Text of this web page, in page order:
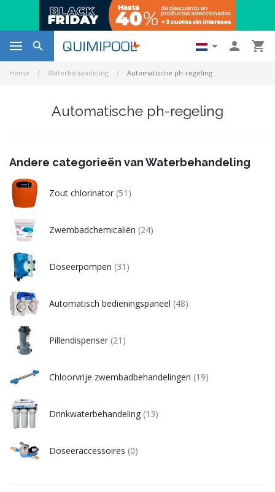
   
Home Waterbehandeling Automatische ph-regeling
Automatische ph-regeling
Andere categorieën van Waterbehandeling
Zout chlorinator (51)
Zwembadchemicaliën (24)
Doseerpompen (31)
Automatisch bedieningspaneel (48)
Pillendispenser (21)
Chloorvrije zwembadbehandelingen (19)
Drinkwaterbehandeling (13)
Doseeraccessoires (0)